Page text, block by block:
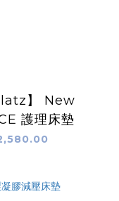
】 New
護理床墊